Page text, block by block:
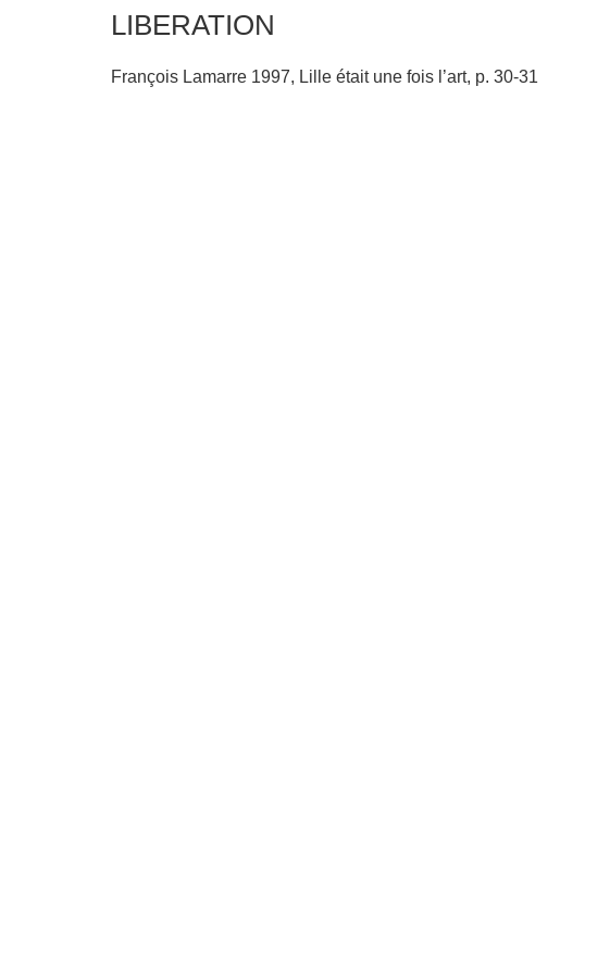
LIBERATION
François Lamarre 1997, Lille était une fois l’art, p. 30-31